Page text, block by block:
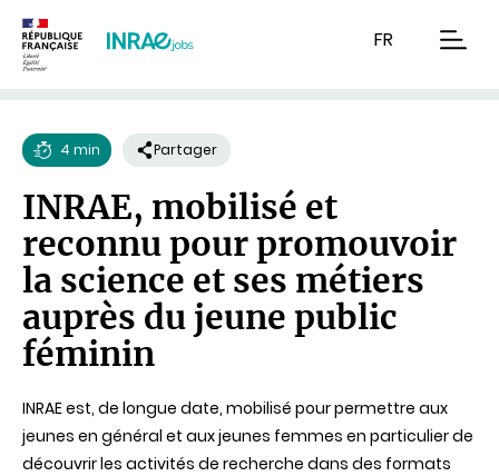
FR
de
lecture
4 min Partager
INRAE, mobilisé et
reconnu pour promouvoir
la science et ses métiers
auprès du jeune public
féminin
INRAE est, de longue date, mobilisé pour permettre aux
jeunes en général et aux jeunes femmes en particulier de
découvrir les activités de recherche dans des formats